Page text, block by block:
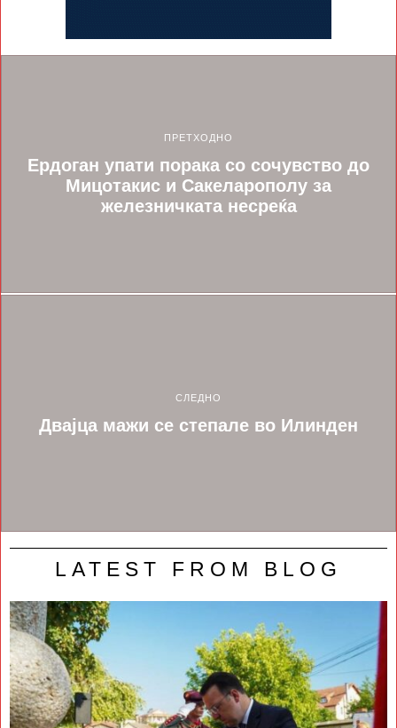
ПРЕТХОДНО
Ердоган упати порака со сочувство до
Мицотакис и Сакеларополу за
железничката несреќа
СЛЕДНО
Двајца мажи се степале во Илинден
LATEST FROM BLOG